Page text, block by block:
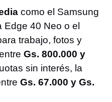
como el Samsung
Edge 40 Neo o el
trabajo, fotos y
Gs. 800.000 y
sin interés, la
Gs. 67.000 y Gs.